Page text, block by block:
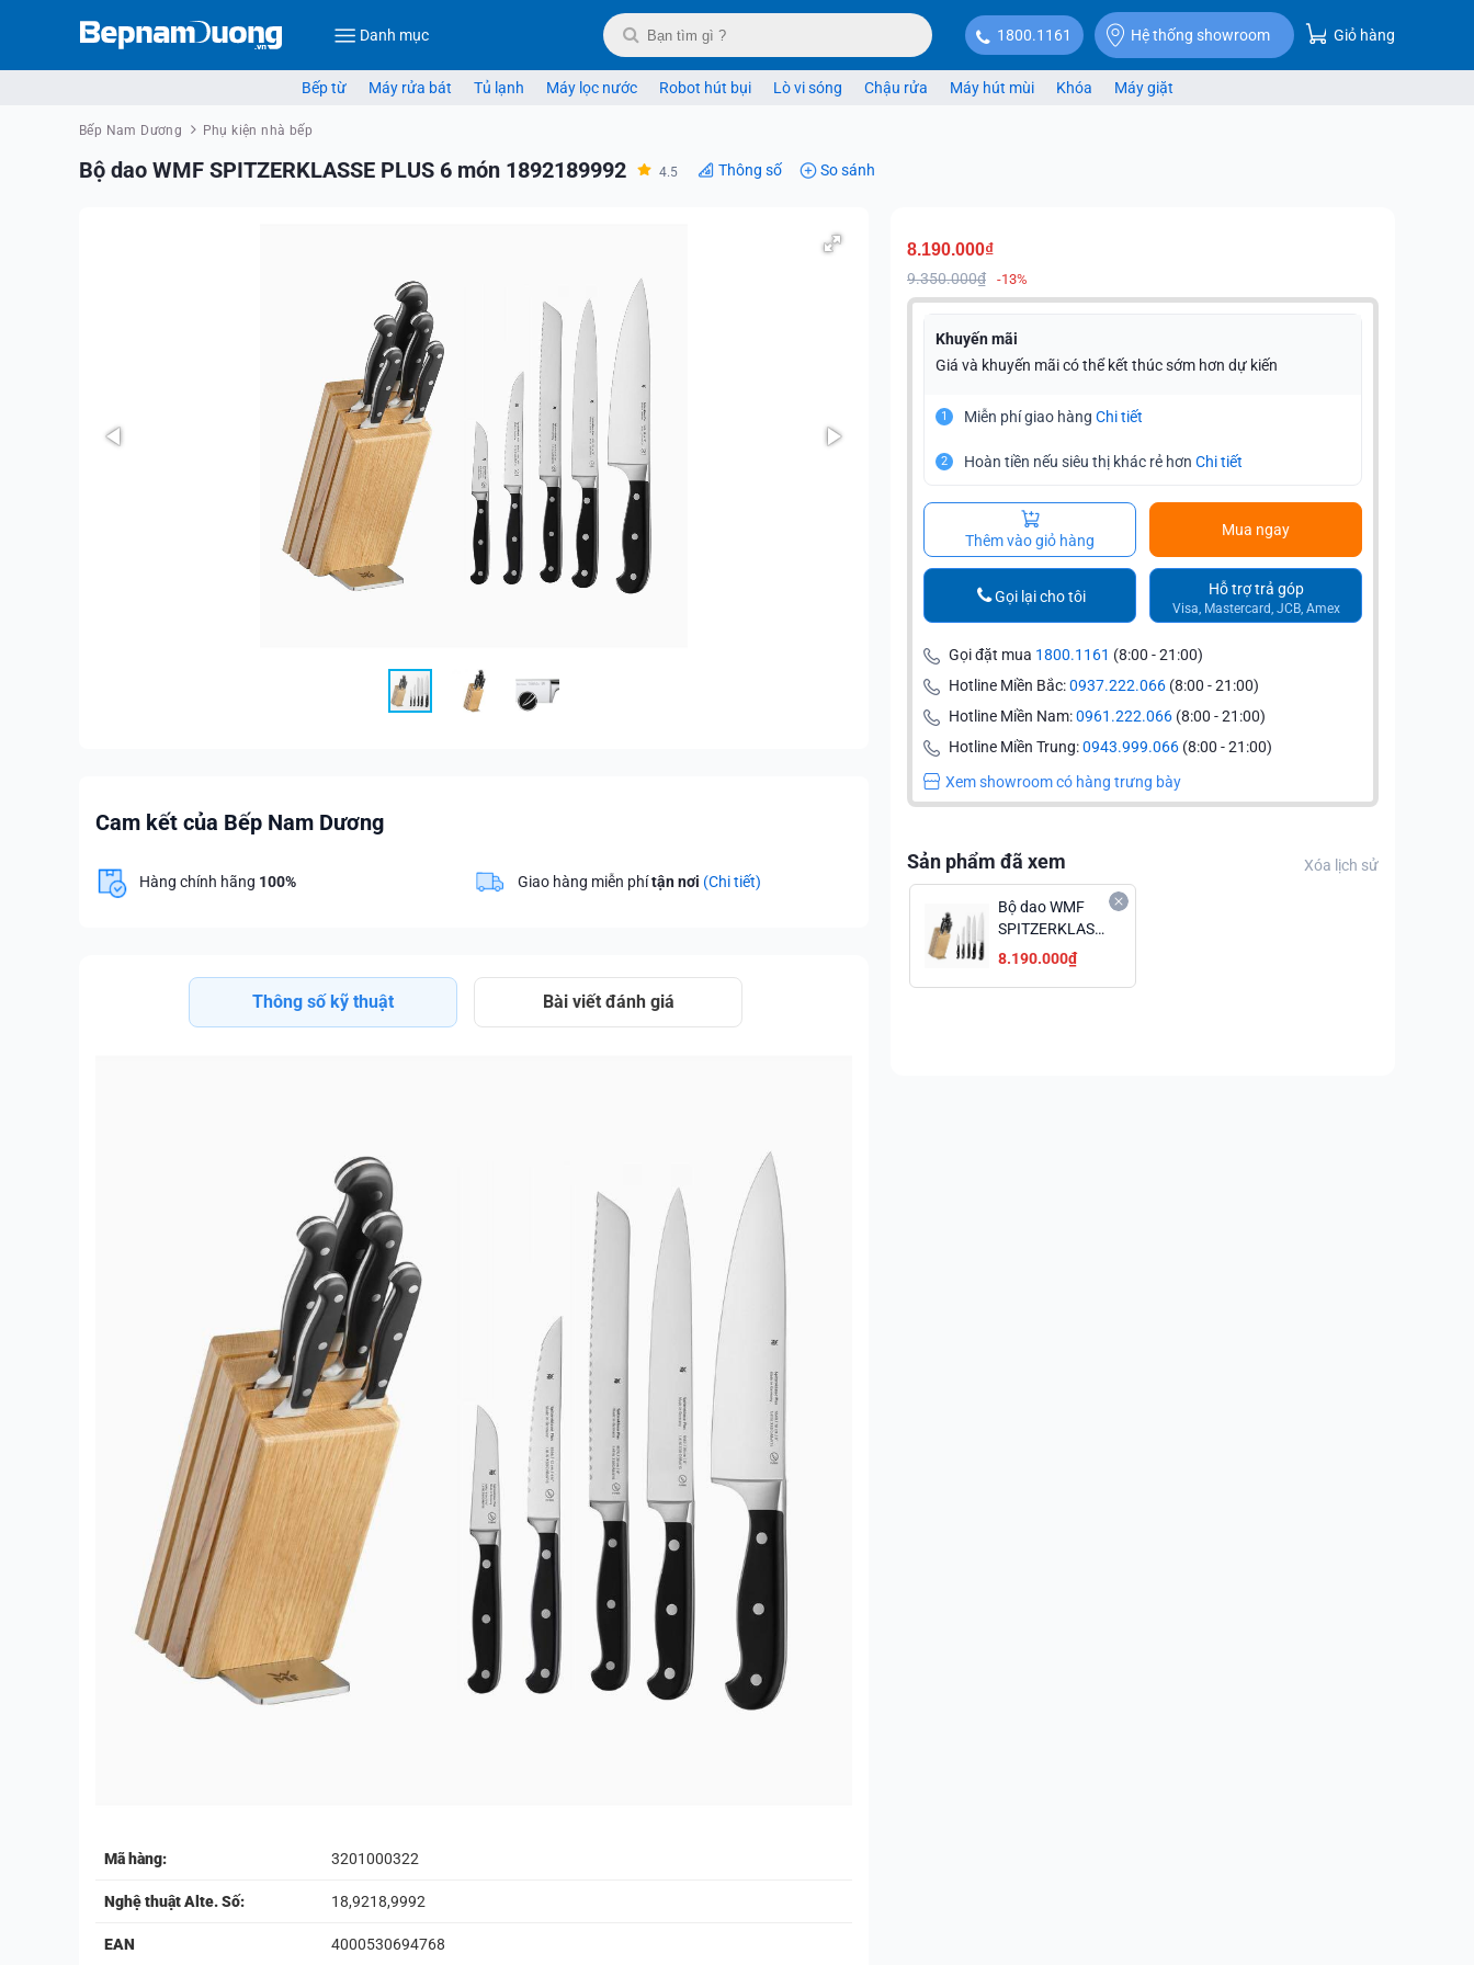
Danh mục 1800.1161 Hệ thống showroom Giỏ hàng
Bếp từ Máy rửa bát Tủ lạnh Máy lọc nước Robot hút bụi Lò vi sóng Chậu rửa Máy hút mùi Khóa Máy giặt
Bếp Nam Dương Phụ kiện nhà bếp
Bộ dao WMF SPITZERKLASSE PLUS 6 món 1892189992 4.5 Thông số So sánh
Cam kết của Bếp Nam Dương
Hàng chính hãng 100% Giao hàng miễn phítận nơi (Chi tiết)
Thông số kỹ thuật Bài viết đánh giá
Mã hàng: 3201000322
Nghệ thuật Alte. Số: 18,9218,9992
EAN 4000530694768
8.190.000₫
9.350.000₫ -13%
Khuyến mãi
Giá và khuyến mãi có thể kết thúc sớm hơn dự kiến
1 Miễn phí giao hàng Chi tiết
2 Hoàn tiền nếu siêu thị khác rẻ hơn Chi tiết
Thêm vào giỏ hàng
Mua ngay
Hỗ trợ trả góp
Visa, Mastercard, JCB, Amex
Gọi lại cho tôi
Gọi đặt mua 1800.1161 (8:00 - 21:00)
Hotline Miền Bắc:0937.222.066 (8:00 - 21:00)
Hotline Miền Nam:0961.222.066 (8:00 - 21:00)
Hotline Miền Trung:0943.999.066 (8:00 - 21:00)
Xem showroom có hàng trưng bày
Sản phẩm đã xem Xóa lịch sử
Bộ dao WMF
SPITZERKLASSE
PLUS 6 món
1892189992
8.190.000₫